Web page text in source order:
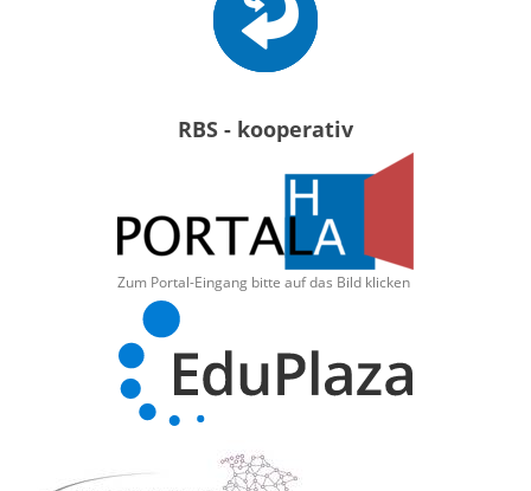
RBS - kooperativ
Zum Portal-Eingang bitte auf das Bild klicken